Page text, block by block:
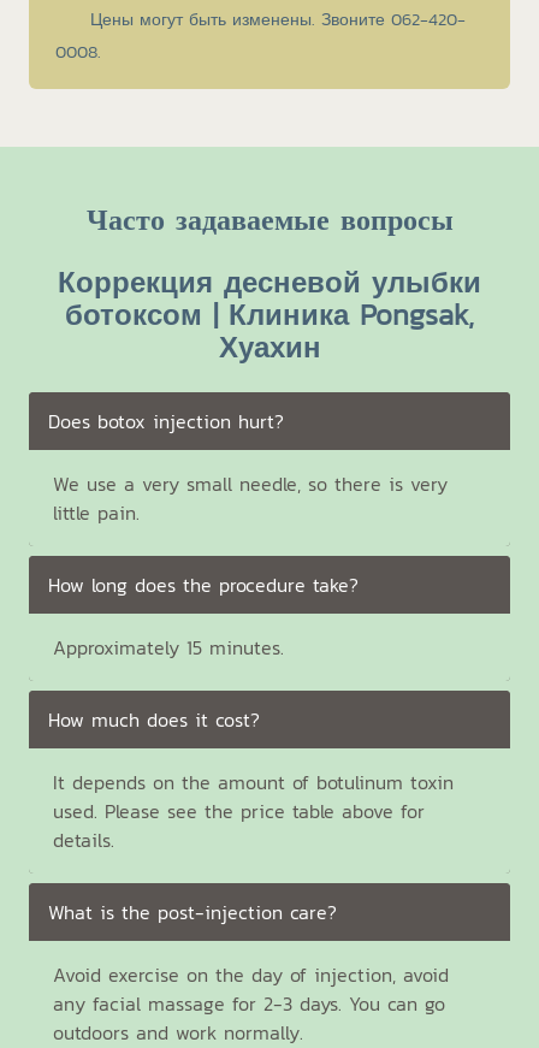
Цены могут быть изменены. Звоните 062-420-
0008.
Часто задаваемые вопросы
Коррекция десневой улыбки
ботоксом | Клиника Pongsak,
Хуахин
Does botox injection hurt?
We use a very small needle, so there is very
little pain.
How long does the procedure take?
Approximately 15 minutes.
How much does it cost?
It depends on the amount of botulinum toxin
used. Please see the price table above for
details.
What is the post-injection care?
Avoid exercise on the day of injection, avoid
any facial massage for 2-3 days. You can go
outdoors and work normally.